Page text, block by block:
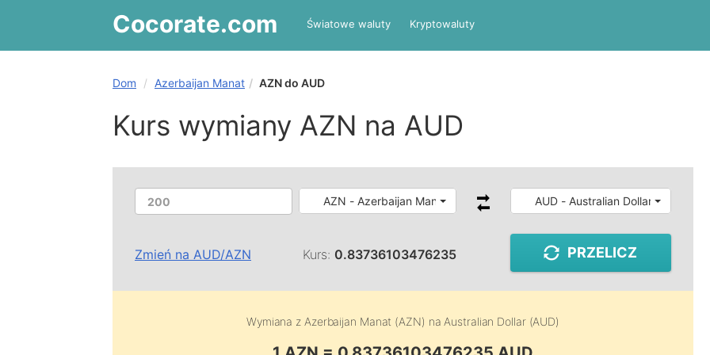
Cocorate.com Światowe waluty Kryptowaluty
Dom Azerbaijan Manat AZN do AUD
Kurs wymiany AZN na AUD
AZN - Azerbaijan Manat AUD - Australian Dollar
Zmień na AUD/AZN Kurs: 0.83736103476235 PRZELICZ
Wymiana z Azerbaijan Manat (AZN) na Australian Dollar (AUD)